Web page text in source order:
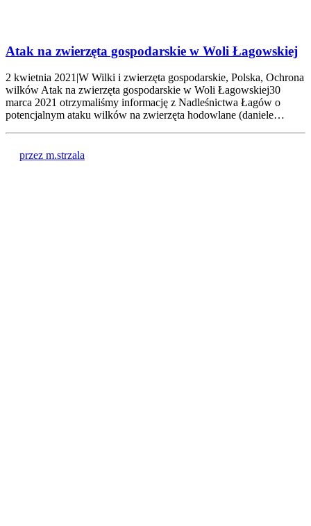
Atak na zwierzęta gospodarskie w Woli Łagowskiej
2 kwietnia 2021|W Wilki i zwierzęta gospodarskie, Polska, Ochrona
wilków Atak na zwierzęta gospodarskie w Woli Łagowskiej30
marca 2021 otrzymaliśmy informację z Nadleśnictwa Łagów o
potencjalnym ataku wilków na zwierzęta hodowlane (daniele…
przez m.strzala